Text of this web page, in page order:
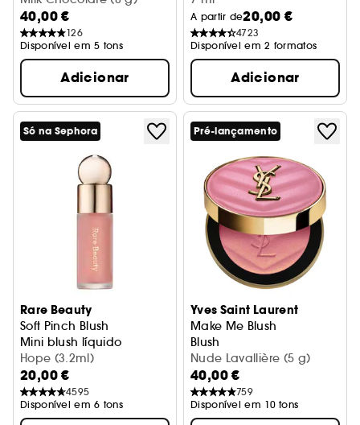
40,00 €
126
Disponível em 5 tons
Adicionar
A partir de20,00 €
4723
Disponível em 2 formatos
Adicionar
Só na Sephora
Rare Beauty
Soft Pinch Blush
Mini blush líquido
Hope (3.2ml)
20,00 €
4595
Disponível em 6 tons
Pré-lançamento
Yves Saint Laurent
Make Me Blush
Blush
Nude Lavallière (5 g)
40,00 €
759
Disponível em 10 tons